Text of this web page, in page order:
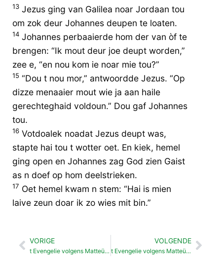
13 Jezus ging van Galilea noar Jordaan tou
om zok deur Johannes deupen te loaten.
14 Johannes perbaaierde hom der van òf te
brengen: “Ik mout deur joe deupt worden,”
zee e, “en nou kom ie noar mie tou?”
15 “Dou t nou mor,” antwoordde Jezus. “Op
dizze menaaier mout wie ja aan haile
gerechteghaid voldoun.” Dou gaf Johannes
tou.
16 Votdoalek noadat Jezus deupt was,
stapte hai tou t wotter oet. En kiek, hemel
ging open en Johannes zag God zien Gaist
as n doef op hom deelstrieken.
17 Oet hemel kwam n stem: “Hai is mien
laive zeun doar ik zo wies mit bin.”
Vorige
VORIGE
t Evengelie volgens Matteüs 02
VOLGENDE
t Evengelie volgens Matteüs 04